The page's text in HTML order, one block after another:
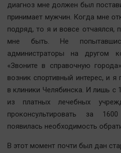
Медиаграмотность
Медицина
Новости компаний
Прогулки по городу Ч
Статистика
Челябинск космический
Другие рубрики
Bookworms
диагноз мне должен был
принимает мужчин. Когда мне
подряд, то я и вовсе отчаялся,
мне быть. Не
администраторы на другом
«Звоните в справочную
возник спортивный интерес, и
в клиники Челябинска. И лишь с
из платных лечебных
проконсультировать за
появилась необходимость
В этот момент почти был дан